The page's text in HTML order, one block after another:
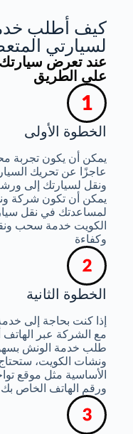
كيف أطلب
لسيارتي
عند تعرض سيارتك
على الطريق
الخطوة الأولى
يمكن أن يكون تجربة
عاجزًا عن تحريك
ونقل لسيارتك إلى
يمكن أن تكون شركة
لمساعدتك في نقل
الكويت خدمة سحب
وكفاءة
الخطوة الثانية
إذا كنت بحاجة إلى
مع الشركة عبر
طلب خدمة الونش
ونشات الكويت،
الأساسية مثل موقع
ورقم الهاتف الخاص